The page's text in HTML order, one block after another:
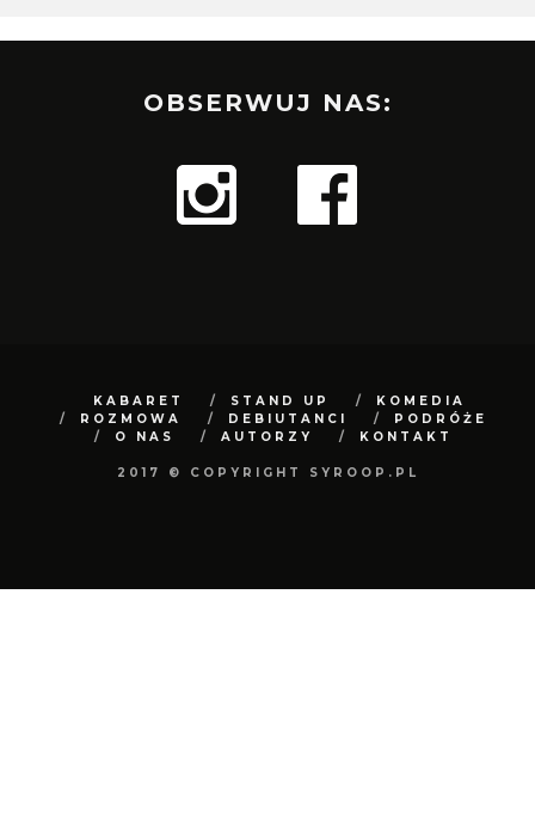
OBSERWUJ NAS:
KABARET STAND UP
KOMEDIA
ROZMOWA
DEBIUTANCI
PODRÓŻE
O NAS
AUTORZY KONTAKT
2017 © COPYRIGHT SYROOP.PL